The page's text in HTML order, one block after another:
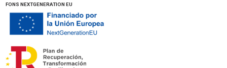
FONS NEXTGENERATION EU